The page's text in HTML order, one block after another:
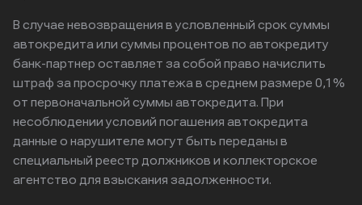
В случае невозвращения в условленный срок суммы
автокредита или суммы процентов по автокредиту
банк-партнер оставляет за собой право начислить
штраф за просрочку платежа в среднем размере 0,1%
от первоначальной суммы автокредита. При
несоблюдении условий погашения автокредита
данные о нарушителе могут быть переданы в
специальный реестр должников и коллекторское
агентство для взыскания задолженности.